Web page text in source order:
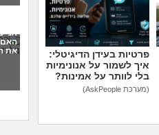
פרטיות בעידן הדיגיטלי:
איך לשמור על אנונימיות
בלי לוותר על אמינות?
(מערכת AskPeople)
23)
אני
את